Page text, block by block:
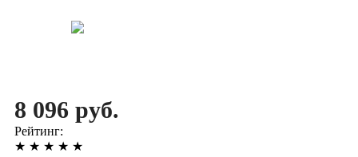
8 096 руб.
Рейтинг:
★ ★ ★ ★ ★